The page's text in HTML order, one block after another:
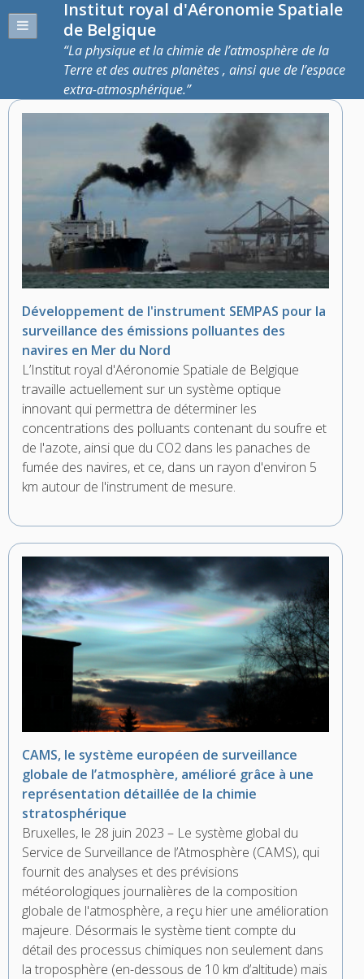
Institut royal d'Aéronomie Spatiale
de Belgique
La physique et la chimie de l’atmosphère de la
Terre et des autres planètes , ainsi que de l’espace
extra-atmosphérique.
Développement de l'instrument SEMPAS pour la
surveillance des émissions polluantes des
navires en Mer du Nord
L’Institut royal d'Aéronomie Spatiale de Belgique
travaille actuellement sur un système optique
innovant qui permettra de déterminer les
concentrations des polluants contenant du soufre et
de l'azote, ainsi que du CO2 dans les panaches de
fumée des navires, et ce, dans un rayon d'environ 5
km autour de l'instrument de mesure.
CAMS, le système européen de surveillance
globale de l’atmosphère, amélioré grâce à une
représentation détaillée de la chimie
stratosphérique
Bruxelles, le 28 juin 2023 – Le système global du
Service de Surveillance de l’Atmosphère (CAMS), qui
fournit des analyses et des prévisions
météorologiques journalières de la composition
globale de l'atmosphère, a reçu hier une amélioration
majeure. Désormais le système tient compte du
détail des processus chimiques non seulement dans
la troposphère (en-dessous de 10 km d’altitude) mais